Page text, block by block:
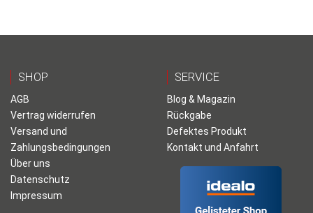
SHOP
AGB
Vertrag widerrufen
Versand und
Zahlungsbedingungen
Über uns
Datenschutz
Impressum
SERVICE
Blog & Magazin
Rückgabe
Defektes Produkt
Kontakt und Anfahrt